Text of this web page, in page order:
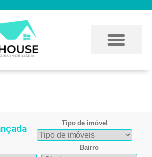
Tipo de imóvel
Bairro